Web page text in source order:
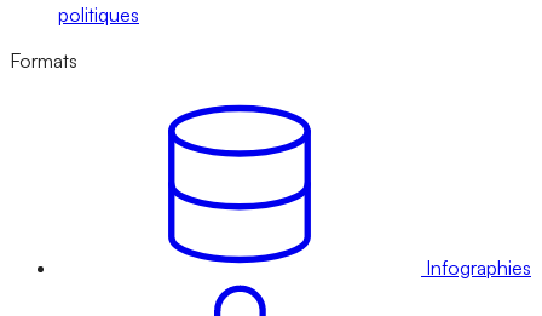
politiques
Formats
Infographies